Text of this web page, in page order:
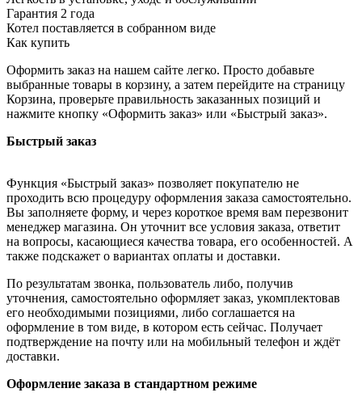
Гарантия 2 года
Котел поставляется в собранном виде
Как купить
Оформить заказ на нашем сайте легко. Просто добавьте
выбранные товары в корзину, а затем перейдите на страницу
Корзина, проверьте правильность заказанных позиций и
нажмите кнопку «Оформить заказ» или «Быстрый заказ».
Быстрый заказ
Функция «Быстрый заказ» позволяет покупателю не
проходить всю процедуру оформления заказа самостоятельно.
Вы заполняете форму, и через короткое время вам перезвонит
менеджер магазина. Он уточнит все условия заказа, ответит
на вопросы, касающиеся качества товара, его особенностей. А
также подскажет о вариантах оплаты и доставки.
По результатам звонка, пользователь либо, получив
уточнения, самостоятельно оформляет заказ, укомплектовав
его необходимыми позициями, либо соглашается на
оформление в том виде, в котором есть сейчас. Получает
подтверждение на почту или на мобильный телефон и ждёт
доставки.
Оформление заказа в стандартном режиме